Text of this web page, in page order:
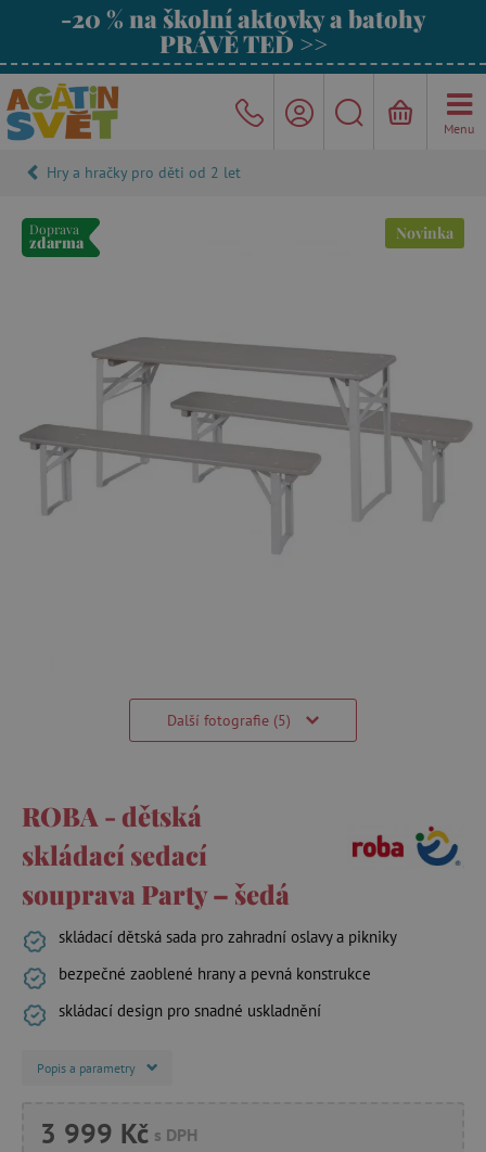
-20 % na školní aktovky a batohy
PRÁVĚ TEĎ >>
Menu
Hry a hračky pro děti od 2 let
Doprava
zdarma Novinka
Další fotografie (5)
ROBA - dětská
skládací sedací
souprava Party – šedá
skládací dětská sada pro zahradní oslavy a pikniky
bezpečné zaoblené hrany a pevná konstrukce
skládací design pro snadné uskladnění
Popis a parametry
3 999 Kč s DPH